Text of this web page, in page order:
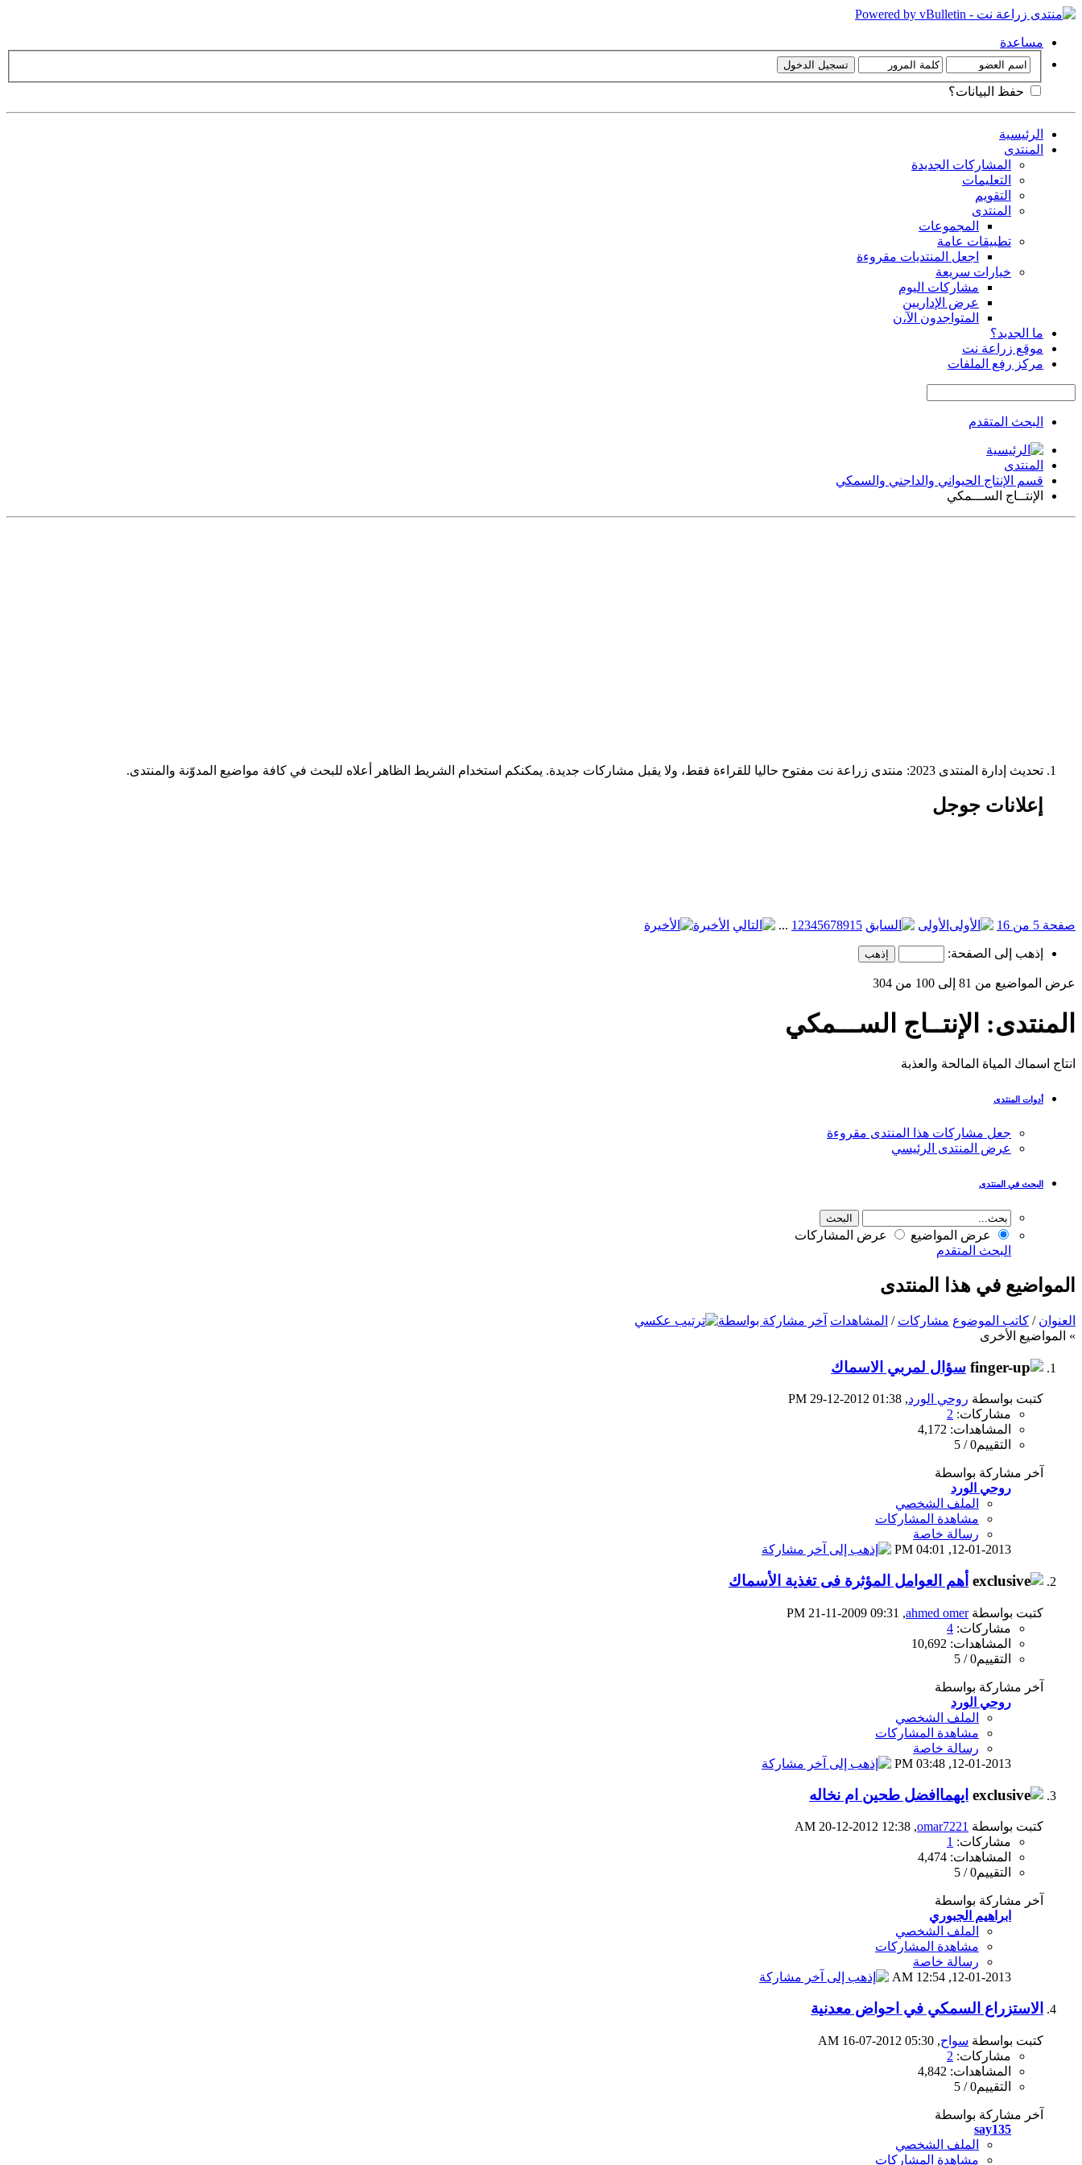
مساعدة
حفظ البيانات؟
الرئيسية
المنتدى
المشاركات الجديدة
التعليمات
التقويم
المنتدى
المجموعات
تطبيقات عامة
اجعل المنتديات مقروءة
خيارات سريعة
مشاركات اليوم
عرض الإداريين
المتواجدون الآ،ن
ما الجديد؟
موقع زراعة نت
مركز رفع الملفات
البحث المتقدم
المنتدى
قسم الإنتاج الحيواني والداجني والسمكي
الإنتــاج الســـمكي
تحديث إدارة المنتدى 2023: منتدى زراعة نت مفتوح حاليا للقراءة فقط، ولا يقبل مشاركات جديدة. يمكنكم استخدام الشريط الظاهر أعلاه للبحث في كافة مواضيع المدوّنة والمنتدى.
إعلانات جوجل
صفحة 5 من 16 الأولى 12345678915
... الأخيرة
إذهب إلى الصفحة:
عرض المواضيع من 81 إلى 100 من 304
المنتدى: الإنتــاج الســـمكي
انتاج اسماك المياة المالحة والعذبة
أدوات المنتدى
جعل مشاركات هذا المنتدى مقروءة
عرض المنتدى الرئيسي
البحث في المنتدى
عرض المواضيع
عرض المشاركات
البحث المتقدم
المواضيع في هذا المنتدى
العنوان / كاتب الموضوع مشاركات / المشاهدات آخر مشاركة بواسطة
» المواضيع الأخرى
سؤال لمربي الاسماك
كتبت بواسطة روحي الورد‏, 29-12-2012 01:38 PM
مشاركات: 2
المشاهدات: 4,172
التقييم0 / 5
آخر مشاركة بواسطة
روحي الورد
الملف الشخصي
مشاهدة المشاركات
رسالة خاصة
12-01-2013,
04:01 PM
أهم العوامل المؤثرة فى تغذية الأسماك
كتبت بواسطةahmed omer
‏, 21-11-2009 09:31 PM
مشاركات: 4
المشاهدات: 10,692
التقييم0 / 5
آخر مشاركة بواسطة
روحي الورد
الملف الشخصي
مشاهدة المشاركات
رسالة خاصة
12-01-2013,
03:48 PM
ايهماافضل طحين ام نخاله
كتبت بواسطة omar7221
‏, 20-12-2012 12:38 AM
مشاركات: 1
المشاهدات: 4,474
التقييم0 / 5
آخر مشاركة بواسطة
ابراهيم الجبوري
الملف الشخصي
مشاهدة المشاركات
رسالة خاصة
12-01-2013,
12:54 AM
الاستزراع السمكي في احواض معدنية
كتبت بواسطة سواح‏, 16-07-2012 05:30 AM
مشاركات: 2
المشاهدات: 4,842
التقييم0 / 5
آخر مشاركة بواسطة
say135
الملف الشخصي
مشاهدة المشاركات